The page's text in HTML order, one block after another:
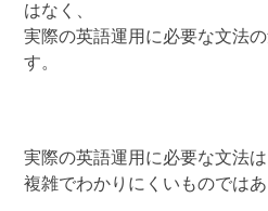
はなく、
実際の英語運用に必要な文法
す。
実際の英語運用に必要な文法
複雑でわかりにくいものではあ